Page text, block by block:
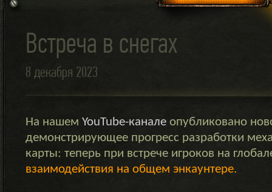
Встреча в снегах
8 декабря 2023
На нашем YouTube-канале опубликовано
демонстрирующее прогресс разработки
карты: теперь при встрече игроков на
взаимодействия на общем энкаунтере.